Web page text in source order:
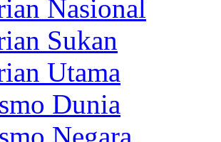
Nasional
Sukan
Utama
Dunia